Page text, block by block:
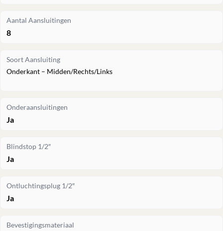
Aantal Aansluitingen
8
Soort Aansluiting
Onderkant – Midden/Rechts/Links
Onderaansluitingen
Ja
Blindstop 1/2″
Ja
Ontluchtingsplug 1/2″
Ja
Bevestigingsmateriaal